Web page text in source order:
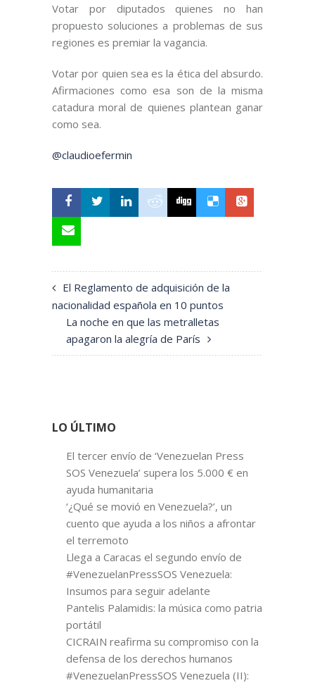
Votar por diputados quienes no han
propuesto soluciones a problemas de sus
regiones es premiar la vagancia.
Votar por quien sea es la ética del absurdo.
Afirmaciones como esa son de la misma
catadura moral de quienes plantean ganar
como sea.
@claudioefermin
El Reglamento de adquisición de la
nacionalidad española en 10 puntos
La noche en que las metralletas
apagaron la alegría de París
LO ÚLTIMO
El tercer envío de ‘Venezuelan Press
SOS Venezuela’ supera los 5.000 € en
ayuda humanitaria
‘¿Qué se movió en Venezuela?’, un
cuento que ayuda a los niños a afrontar
el terremoto
Llega a Caracas el segundo envío de
#VenezuelanPressSOS Venezuela:
Insumos para seguir adelante
Pantelis Palamidis: la música como patria
portátil
CICRAIN reafirma su compromiso con la
defensa de los derechos humanos
#VenezuelanPressSOS Venezuela (II):